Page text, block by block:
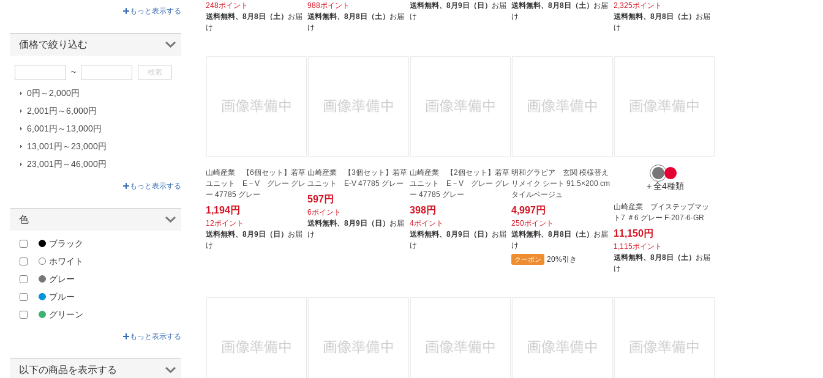
248ポイント
送料無料、 8月8日（土） お届
け
988ポイント
送料無料、8月8日（土） お届
け
送料無料、 8月9日（日） お届
け
送料無料、8月8日（土） お届
け
2,325ポイント
送料無料、 8月8日（土） お届
け
山崎産業 【6個セット】若草
ユニット E－V グレー グレ
ー 47785 グレー
1,194円
12ポイント
送料無料、 8月9日（日） お届
け
山崎産業 【3個セット】若草
ユニット E-V 47785 グレー
597円
6ポイント
送料無料、8月9日（日） お届
け
山崎産業 【2個セット】若草
ユニット E－V グレー グレ
ー 47785 グレー
398円
4ポイント
送料無料、 8月9日（日） お届
け
明和グラビア 玄関 模様替え
リメイク シート 91.5×200 cm
タイルベージュ
4,997円
250ポイント
送料無料、8月8日（土） お届
け
クーポン 20%引き
＋全4種類
山崎産業 ブイステップマッ
ト7 ＃6 グレー F-207-6-GR
11,150円
1,115ポイント
送料無料、 8月8日（土） お届
け
アサヒペン｜Asahipen
アラオ｜ARAO
R.F.YAMAKAWA
イケヒコ｜IKEHIKO
イチネンTASCO｜ICHINEN
EXSEAL
エムエフ｜MF
エーエムプロダクツ｜AM
Kleen-Tex
グリーンクロス｜Green Cross
コモライフ｜COMOLIFE
もっと表示する
価格で絞り込む
~
0円～2,000円
2,001円～6,000円
6,001円～13,000円
13,001円～23,000円
23,001円～46,000円
もっと表示する
色
ブラック
ホワイト
グレー
ブルー
グリーン
オレンジ
もっと表示する
以下の商品を表示する